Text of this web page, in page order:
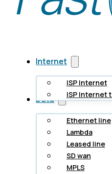
Internet
ISP Internet
ISP Internet
Data
Ethernet line
Lambda
Leased line
SD wan
MPLS